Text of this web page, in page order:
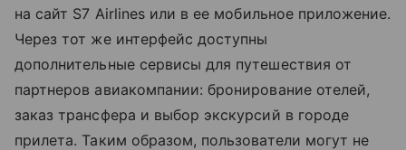
на сайт S7 Airlines или в ее мобильное приложение.
Через тот же интерфейс доступны
дополнительные сервисы для путешествия от
партнеров авиакомпании: бронирование отелей,
заказ трансфера и выбор экскурсий в городе
прилета. Таким образом, пользователи могут не